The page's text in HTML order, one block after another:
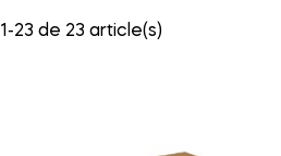
23 de 23 article(s)